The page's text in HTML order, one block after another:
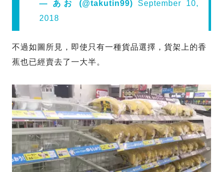
— あお (@takutin99) September 10,
2018
不過如圖所見，即使只有一種貨品選擇，貨架上的香
蕉也已經賣去了一大半。